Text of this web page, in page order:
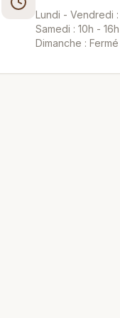
Lundi - Vendredi
Samedi : 10h - 16h
Dimanche : Fermé